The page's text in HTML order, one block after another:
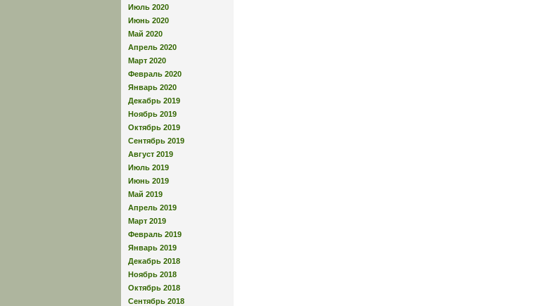
Июль 2020
Июнь 2020
Май 2020
Апрель 2020
Март 2020
Февраль 2020
Январь 2020
Декабрь 2019
Ноябрь 2019
Октябрь 2019
Сентябрь 2019
Август 2019
Июль 2019
Июнь 2019
Май 2019
Апрель 2019
Март 2019
Февраль 2019
Январь 2019
Декабрь 2018
Ноябрь 2018
Октябрь 2018
Сентябрь 2018